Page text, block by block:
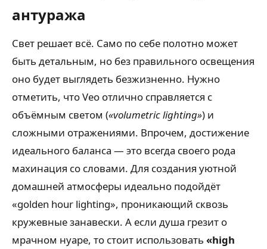
антуража
Свет решает всё. Само по себе полотно может
быть детальным, но без правильного освещения
оно будет выглядеть безжизненно. Нужно
отметить, что Veo отлично справляется с
объёмным светом («volumetric lighting») и
сложными отражениями. Впрочем, достижение
идеального баланса — это всегда своего рода
махинация со словами. Для создания уютной
домашней атмосферы идеально подойдёт
«golden hour lighting», проникающий сквозь
кружевные занавески. А если душа грезит о
мрачном нуаре, то стоит использовать «high